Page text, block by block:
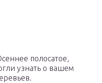
полосатое,
узнать о вашем